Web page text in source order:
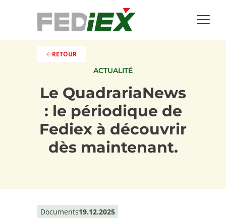
RETOUR
ACTUALITÉ
Le QuadrariaNews
: le périodique de
Fediex à découvrir
dès maintenant.
Documents19.12.2025